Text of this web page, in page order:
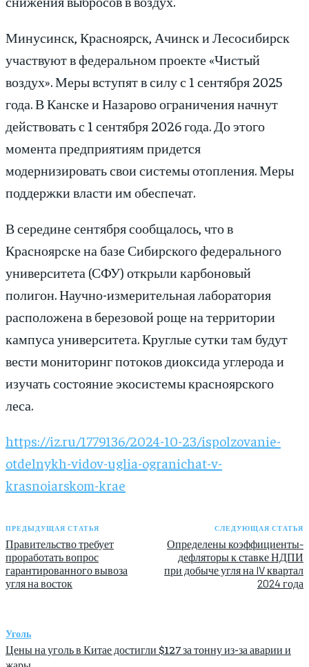
Минусинск, Красноярск, Ачинск и Лесосибирск
участвуют в федеральном проекте «Чистый
воздух». Меры вступят в силу с 1 сентября 2025
года. В Канске и Назарово ограничения начнут
действовать с 1 сентября 2026 года. До этого
момента предприятиям придется
модернизировать свои системы отопления. Меры
поддержки власти им обеспечат.
В середине сентября сообщалось, что в
Красноярске на базе Сибирского федерального
университета (СФУ) открыли карбоновый
полигон. Научно-измерительная лаборатория
расположена в березовой роще на территории
кампуса университета. Круглые сутки там будут
вести мониторинг потоков диоксида углерода и
изучать состояние экосистемы красноярского
леса.
https://iz.ru/1779136/2024-10-23/ispolzovanie-
otdelnykh-vidov-uglia-ogranichat-v-
krasnoiarskom-krae
ПРЕДЫДУЩАЯ СТАТЬЯ
Правительство требует
проработать вопрос
гарантированного вывоза
угля на восток
СЛЕДУЮЩАЯ СТАТЬЯ
Определены коэффициенты-
дефляторы к ставке НДПИ
при добыче угля на IV квартал
2024 года
Уголь
Цены на уголь в Китае достигли $127 за тонну из-за аварии и